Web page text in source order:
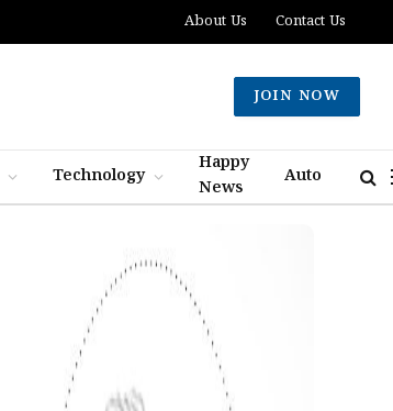
About Us Contact Us
JOIN NOW
Technology
Happy
News
Auto